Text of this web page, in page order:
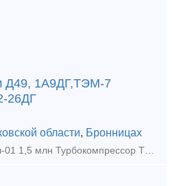
Д49, 1А9ДГ,ТЭМ-7
26ДГ
области, Бронницах